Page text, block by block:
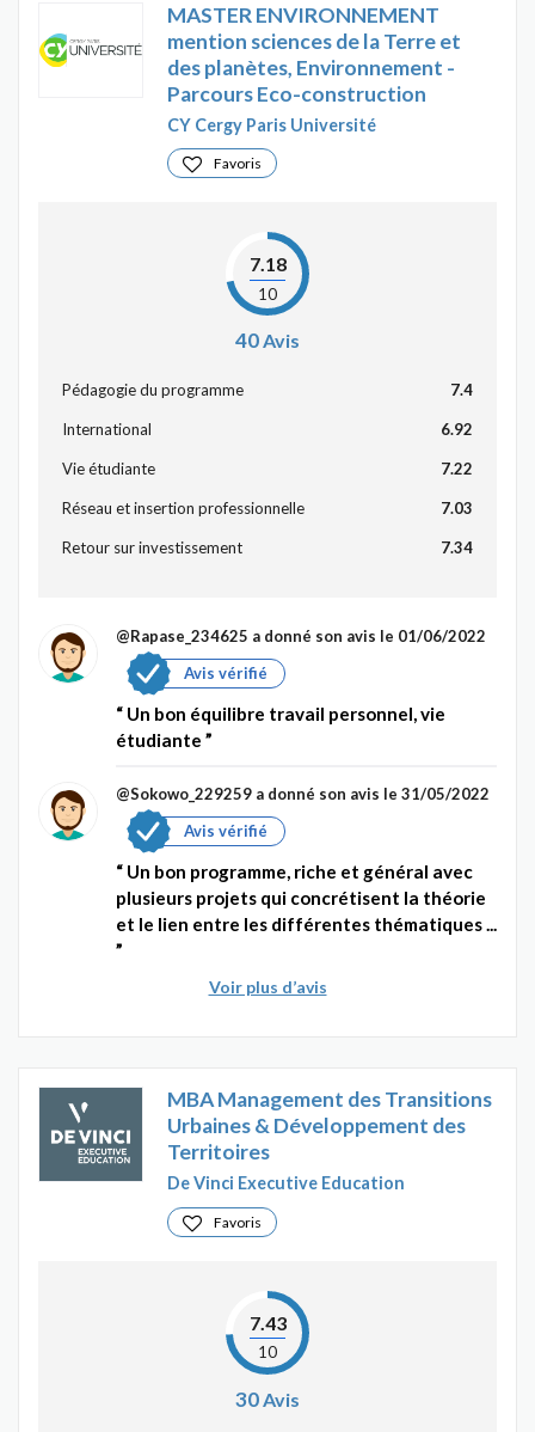
MASTER ENVIRONNEMENT
mention sciences de la Terre et
des planètes, Environnement -
Parcours Eco-construction
CY Cergy Paris Université
Favoris
7.18
10
40Avis
Pédagogie du programme 7.4
International 6.92
Vie étudiante 7.22
Réseau et insertion professionnelle 7.03
Retour sur investissement 7.34
@Rapase_234625 a donné son avis le 01/06/2022
Avis vérifié
Un bon équilibre travail personnel, vie
étudiante
@Sokowo_229259 a donné son avis le 31/05/2022
Avis vérifié
Un bon programme, riche et général avec
plusieurs projets qui concrétisent la théorie
et le lien entre les différentes thématiques ...
Voir plus d’avis
MBA Management des Transitions
Urbaines & Développement des
Territoires
De Vinci Executive Education
Favoris
7.43
10
30 Avis